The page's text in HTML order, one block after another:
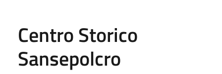
Centro Storico
Sansepolcro